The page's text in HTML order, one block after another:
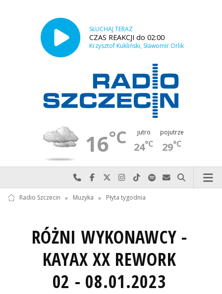
SŁUCHAJ TERAZ
CZAS REAKCJI do 02:00
Krzysztof Kukliński, Sławomir Orlik
16°C jutro
24°C
pojutrze
29°C
Najlepiej po prostu do nas zadzwoń
Odwiedź nas na Facebook-u
Odwiedź nas na X
Odwiedź nas na Instagram-ie
Odwiedź nas na TikTok-u
Szukaj nas na Spotify
Wyślij do nas
Szukaj
Radio Szczecin » Muzyka » Płyta tygodnia
RÓŻNI WYKONAWCY -
KAYAX XX REWORK
02 - 08.01.2023